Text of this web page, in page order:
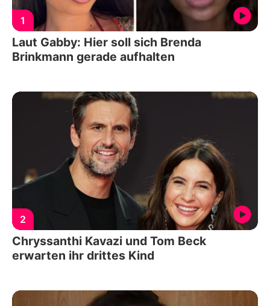
1
Laut Gabby: Hier soll sich Brenda
Brinkmann gerade aufhalten
2
Chryssanthi Kavazi und Tom Beck
erwarten ihr drittes Kind